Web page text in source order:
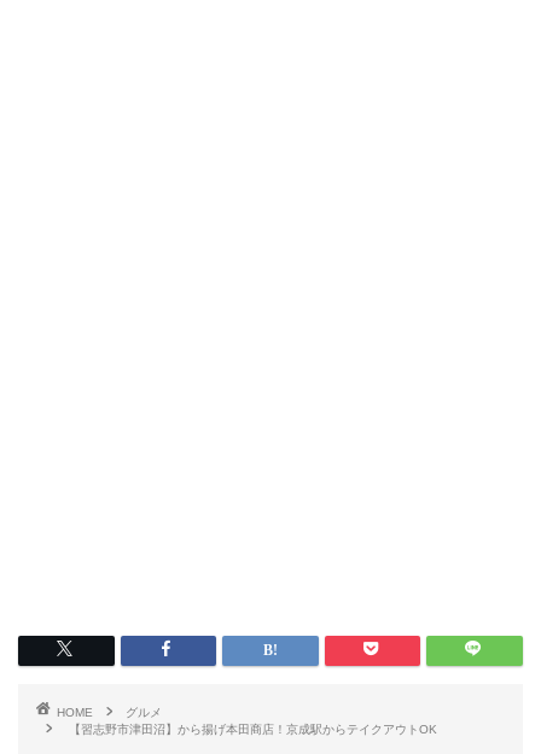
HOME
グルメ
【習志野市津田沼】から揚げ本田商店！京成駅からテイクアウトOK